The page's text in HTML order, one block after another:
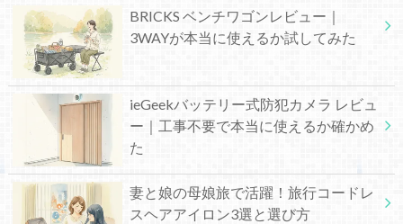
BRICKS ベンチワゴンレビュー｜
3WAYが本当に使えるか試してみた
ieGeekバッテリー式防犯カメラ レビュ
ー｜工事不要で本当に使えるか確かめ
た
妻と娘の母娘旅で活躍！旅行コードレ
スヘアアイロン3選と選び方